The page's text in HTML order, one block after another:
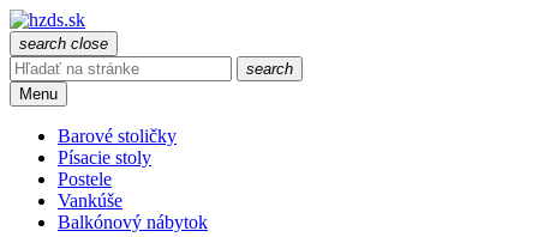
search close
search
Menu
Barové stoličky
Písacie stoly
Postele
Vankúše
Balkónový nábytok